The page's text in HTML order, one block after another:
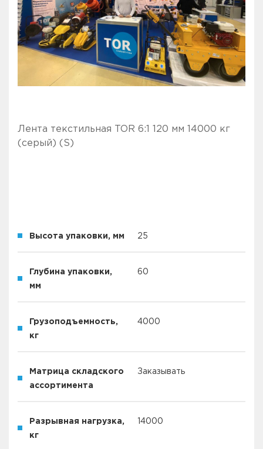
Лента текстильная TOR 6:1 120 мм 14000 кг
(серый) (S)
Высота упаковки, мм 25
Глубина упаковки,
мм
60
Грузоподъемность,
кг
4000
Матрица складского
ассортимента
Заказывать
Разрывная нагрузка,
кг
14000